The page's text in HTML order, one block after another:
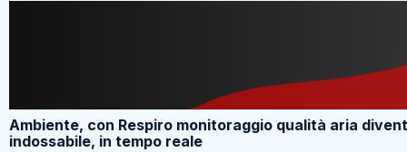
Ambiente, con Respiro monitoraggio qualità aria
indossabile, in tempo reale